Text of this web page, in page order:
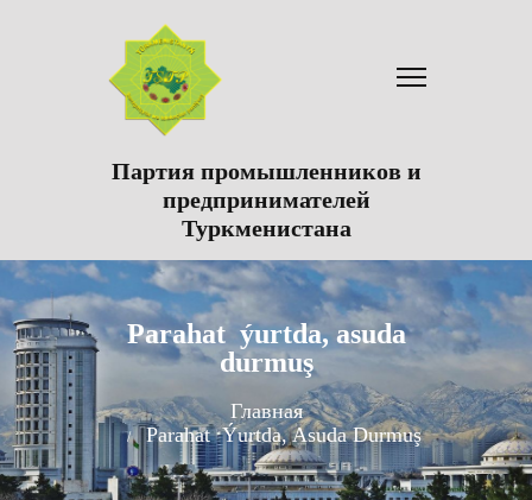
Партия промышленников и
предпринимателей
Туркменистана
Parahat ýurtda, asuda
durmuş
Главная
Parahat Ýurtda, Asuda Durmuş